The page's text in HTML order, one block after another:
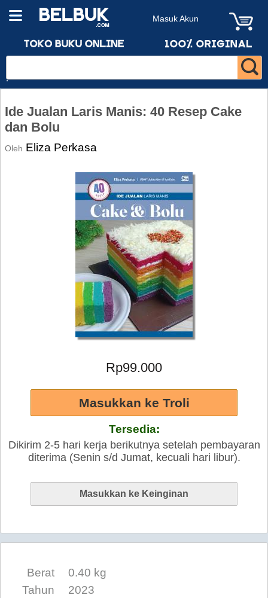
Masuk Akun
Ide Jualan Laris Manis: 40 Resep Cake
dan Bolu
Oleh Eliza Perkasa
Rp99.000
Tersedia:
Dikirim 2-5 hari kerja berikutnya setelah pembayaran
diterima (Senin s/d Jumat, kecuali hari libur).
Berat
0.40 kg
Tahun
2023